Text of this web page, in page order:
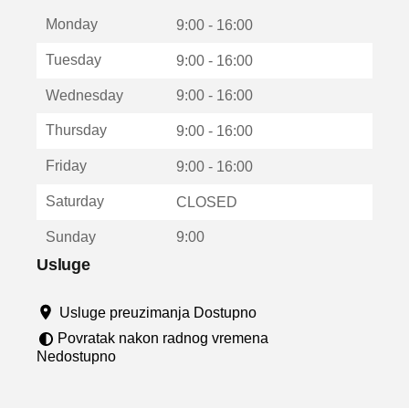
u
u
Monday 9:00 - 16:00
Tuesday 9:00 - 16:00
Wednesday 9:00 - 16:00
Thursday 9:00 - 16:00
Friday 9:00 - 16:00
Saturday CLOSED
Sunday 9:00
Usluge
Usluge preuzimanja Dostupno
Povratak nakon radnog vremena
Nedostupno